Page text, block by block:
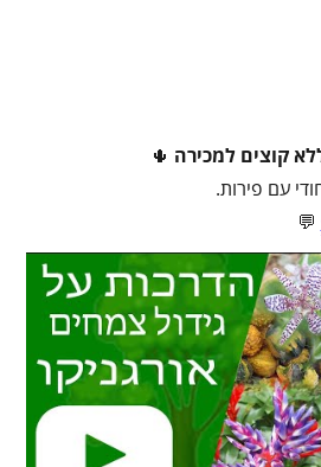
קוצים למכירה 🌵
עם פירות.
💬